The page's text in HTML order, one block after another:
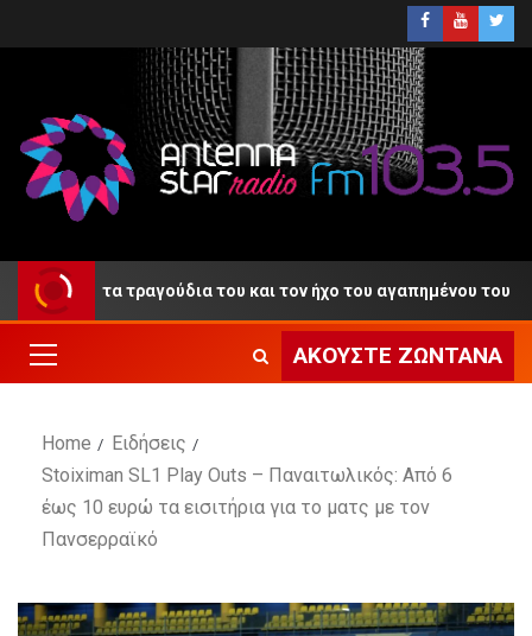
με τα τραγούδια του και τον ήχο του αγαπημένου του
ΑΚΟΎΣΤΕ ΖΩΝΤΑΝΆ
Home
Ειδήσεις
Stoiximan SL1 Play Outs – Παναιτωλικός: Από 6
έως 10 ευρώ τα εισιτήρια για το ματς με τον
Πανσερραϊκό